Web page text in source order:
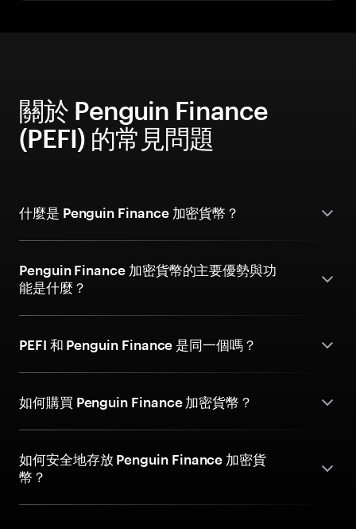
關於 Penguin Finance
(PEFI) 的常見問題
什麼是 Penguin Finance 加密貨幣？
Penguin Finance 加密貨幣的主要優勢與功
能是什麼？
PEFI 和 Penguin Finance 是同一個嗎？
如何購買 Penguin Finance 加密貨幣？
如何安全地存放 Penguin Finance 加密貨
幣？